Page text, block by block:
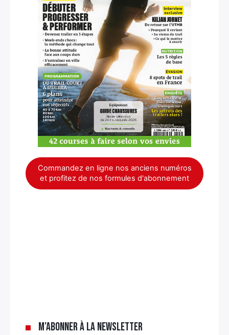
Commandez en ligne nos anciens numéros
et profitez de nos formules d'abonnement
M’abonner à la newsletter